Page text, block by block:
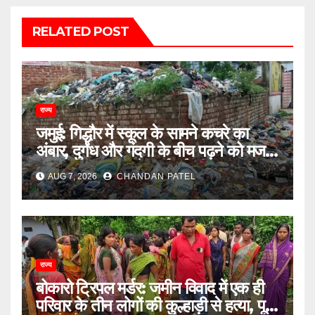
RELATED POST
राज्य
जमुई: गिद्धौर में स्कूल के सामने कचरे का
अंबार, दुर्गंध और गंदगी के बीच पढ़ने को मजबूर
छात्राएं, प्रशासन से कार्रवाई की मांग
AUG 7, 2026 CHANDAN PATEL
राज्य
बोकारो ट्रिपल मर्डर: जमीन विवाद में एक ही
परिवार के तीन लोगों की कुल्हाड़ी से हत्या, पूरे